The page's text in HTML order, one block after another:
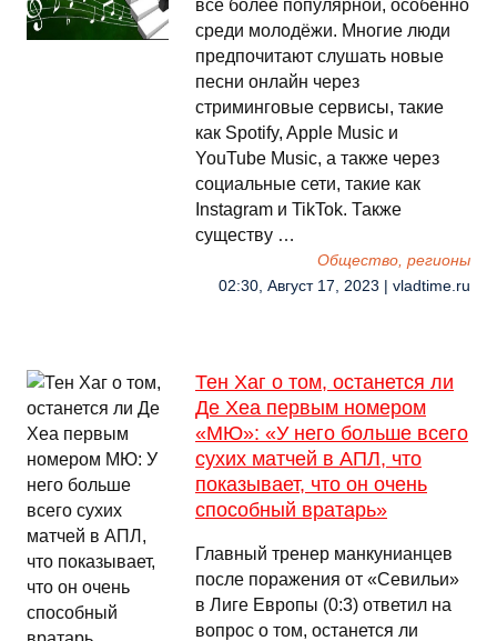
все более популярной, особенно
среди молодёжи. Многие люди
предпочитают слушать новые
песни онлайн через
стриминговые сервисы, такие
как Spotify, Apple Music и
YouTube Music, а также через
социальные сети, такие как
Instagram и TikTok. Также
существу …
Общество, регионы
02:30, Август 17, 2023 | vladtime.ru
Тен Хаг о том, останется ли
Де Хеа первым номером
«МЮ»: «У него больше всего
сухих матчей в АПЛ, что
показывает, что он очень
способный вратарь»
Главный тренер манкунианцев
после поражения от «Севильи»
в Лиге Европы (0:3) ответил на
вопрос о том, останется ли